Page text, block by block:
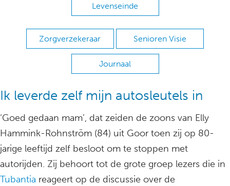
Levenseinde
Zorgverzekeraar Senioren Visie
Journaal
Ik leverde zelf mijn autosleutels in
‘Goed gedaan mam’, dat zeiden de zoons van Elly
Hammink-Rohnström (84) uit Goor toen zij op 80-
jarige leeftijd zelf besloot om te stoppen met
autorijden. Zij behoort tot de grote groep lezers die in
Tubantia reageert op de discussie over de